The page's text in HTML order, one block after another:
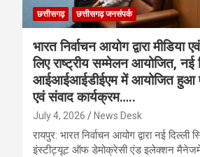
छत्तीसगढ़ छत्तीसगढ़ जनसंपर्क
भारत निर्वाचन आयोग द्वारा मीडिया
लिए राष्ट्रीय सम्मेलन आयोजित, नई
आईआईआईडीईएम में आयोजित हुआ
एवं संवाद कार्यक्रम…..
July 4, 2026 News Desk
रायपुर: भारत निर्वाचन आयोग द्वारा नई
इंस्टीट्यूट ऑफ डेमोक्रेसी एंड इलेक्शन